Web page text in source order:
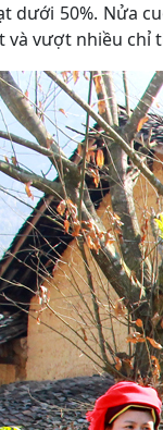
dưới 50%. Nửa
và vượt nhiều chỉ